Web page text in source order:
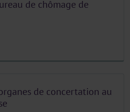
de chômage de
de concertation au